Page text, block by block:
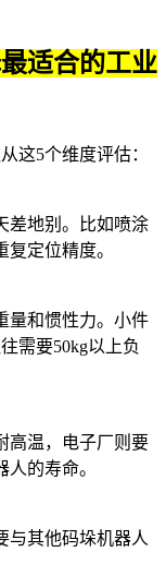
适合的工业
这5个维度评估：
差地别。比如喷涂
定位精度。
量和惯性力。小件
需要50kg以上负
高温，电子厂则要
人的寿命。
与其他码垛机器人